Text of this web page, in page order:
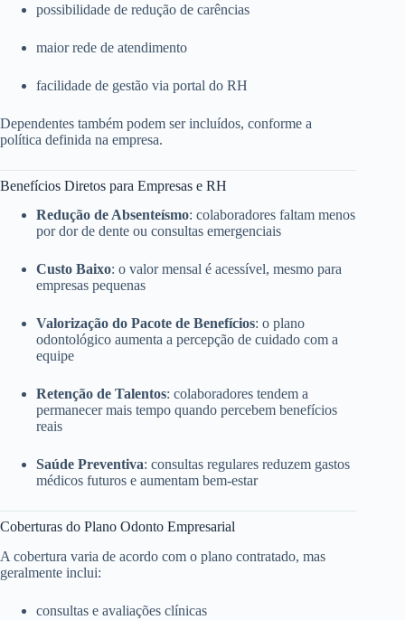
possibilidade de redução de carências
maior rede de atendimento
facilidade de gestão via portal do RH
Dependentes também podem ser incluídos, conforme a
política definida na empresa.
Benefícios Diretos para Empresas e RH
Redução de Absenteísmo: colaboradores faltam menos
por dor de dente ou consultas emergenciais
Custo Baixo: o valor mensal é acessível, mesmo para
empresas pequenas
Valorização do Pacote de Benefícios: o plano
odontológico aumenta a percepção de cuidado com a
equipe
Retenção de Talentos: colaboradores tendem a
permanecer mais tempo quando percebem benefícios
reais
Saúde Preventiva: consultas regulares reduzem gastos
médicos futuros e aumentam bem-estar
Coberturas do Plano Odonto Empresarial
A cobertura varia de acordo com o plano contratado, mas
geralmente inclui:
consultas e avaliações clínicas